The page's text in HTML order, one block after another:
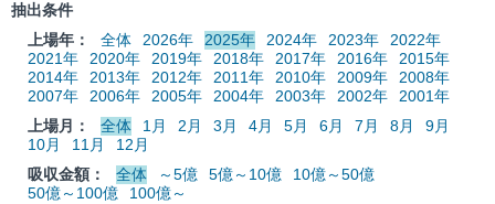
抽出条件
上場年：
全体 2026年 2025年 2024年 2023年
2022年
2021年
2020年 2019年 2018年 2017年 2016年
2015年
2014年
2013年 2012年 2011年 2010年 2009年
2008年
2007年
2006年 2005年 2004年 2003年 2002年
2001年
上場月：
全体 1月 2月 3月 4月 5月 6月 7月 8月
9月
10月
11月
12月
吸収金額：
全体 ～5億 5億～10億
10億～50億
50億～100億
100億～